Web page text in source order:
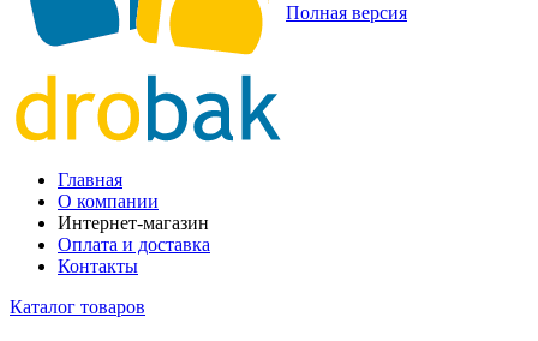
Полная версия
Главная
О компании
Интернет-магазин
Оплата и доставка
Контакты
Каталог товаров